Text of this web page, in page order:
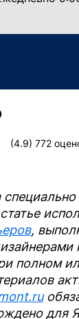
(4.9) 772
,
полном
для